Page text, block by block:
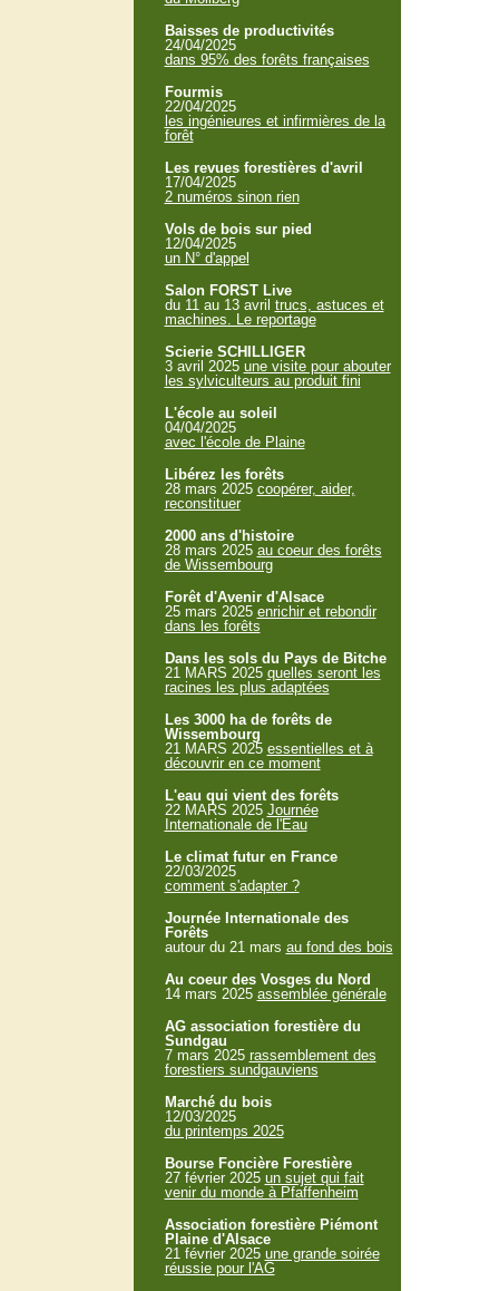
Baisses de productivités
24/04/2025
dans 95% des forêts françaises
Fourmis
22/04/2025
les ingénieures et infirmières de la
forêt
Les revues forestières d'avril
17/04/2025
2 numéros sinon rien
Vols de bois sur pied
12/04/2025
un N° d'appel
Salon FORST Live
du 11 au 13 avril trucs, astuces et
machines. Le reportage
Scierie SCHILLIGER
3 avril 2025 une visite pour abouter
les sylviculteurs au produit fini
L'école au soleil
04/04/2025
avec l'école de Plaine
Libérez les forêts
28 mars 2025 coopérer, aider,
reconstituer
2000 ans d'histoire
28 mars 2025 au coeur des forêts
de Wissembourg
Forêt d'Avenir d'Alsace
25 mars 2025 enrichir et rebondir
dans les forêts
Dans les sols du Pays de Bitche
21 MARS 2025 quelles seront les
racines les plus adaptées
Les 3000 ha de forêts de
Wissembourg
21 MARS 2025 essentielles et à
découvrir en ce moment
L'eau qui vient des forêts
22 MARS 2025 Journée
Internationale de l'Eau
Le climat futur en France
22/03/2025
comment s'adapter ?
Journée Internationale des
Forêts
autour du 21 mars au fond des bois
Au coeur des Vosges du Nord
14 mars 2025 assemblée générale
AG association forestière du
Sundgau
7 mars 2025 rassemblement des
forestiers sundgauviens
Marché du bois
12/03/2025
du printemps 2025
Bourse Foncière Forestière
27 février 2025 un sujet qui fait
venir du monde à Pfaffenheim
Association forestière Piémont
Plaine d'Alsace
21 février 2025 une grande soirée
réussie pour l'AG